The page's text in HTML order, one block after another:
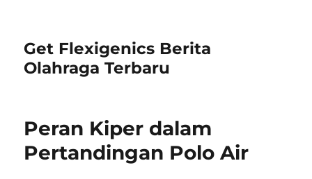
Get Flexigenics Berita
Olahraga Terbaru
Peran Kiper dalam
Pertandingan Polo Air